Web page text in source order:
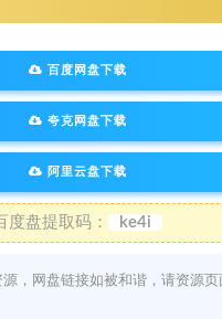
百度网盘下载
夸克网盘下载
阿里云盘下载
度盘提取码： ke4i
，网盘链接如被和谐，请资源页